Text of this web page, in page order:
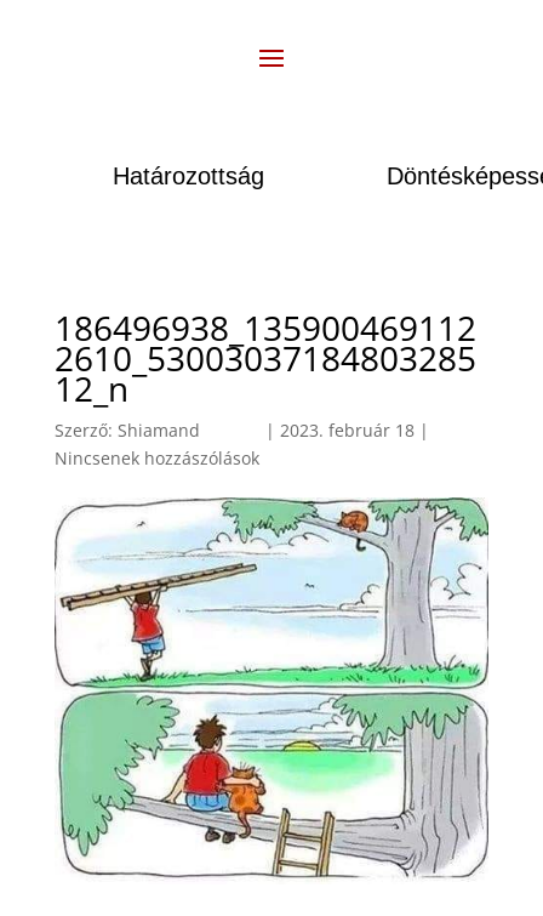
Határozottság Döntésképesség
186496938_135900469112
2610_53003037184803285
12_n
Szerző: Shiamand | 2023. február 18|
Nincsenek hozzászólások